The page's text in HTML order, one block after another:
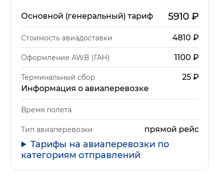
Основной (генеральный) тариф 5910₽
Стоимость авиадоставки 4810 ₽
Оформление AWB (ГАН) 1100 ₽
Терминальный сбор 25₽
Информация о авиаперевозке
Время полета
Тип авиаперевозки прямой рейс
Тарифы на авиаперевозки по
категориям отправлений